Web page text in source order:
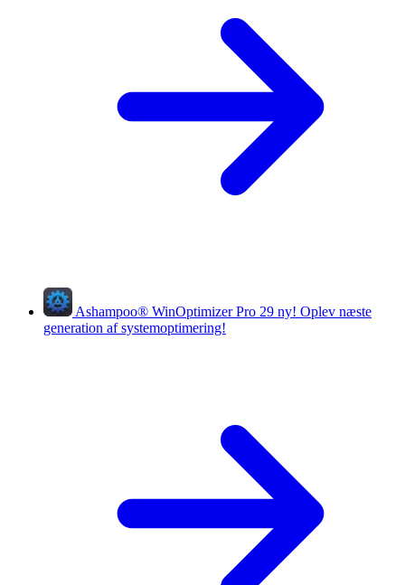
Ashampoo® WinOptimizer Pro 29 ny! Oplev næste
generation af systemoptimering!